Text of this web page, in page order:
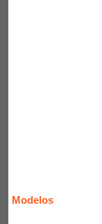
Modelos